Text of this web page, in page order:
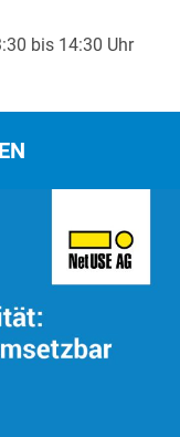
bis 14:30 Uhr